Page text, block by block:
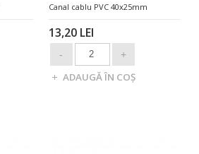
Canal cablu PVC 40x25mm
13,20 LEI